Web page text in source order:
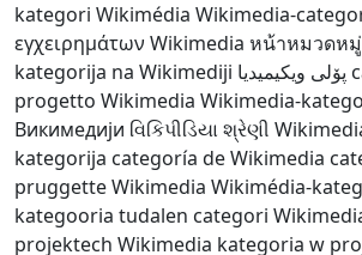
kategori Wikimédia Wikimedia-
εγχειρημάτων Wikimedia หน้าหมวดหมู่
kategorija na Wikimediji پۆلی ویکیمیدیا
progetto Wikimedia Wikimedia-
Викимедији વિકિપીડિયા શ્રેણી
kategorija categoría de Wikimedia
pruggette Wikimedia Wikimédia-
kategooria tudalen categori
projektech Wikimedia kategoria w